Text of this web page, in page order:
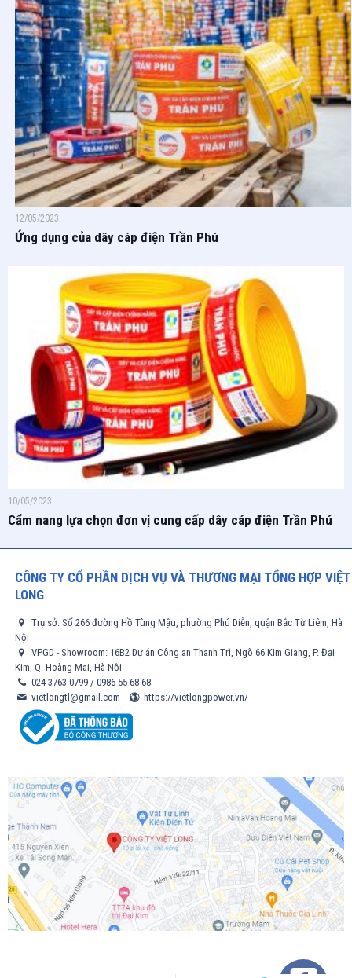
12/05/2023
Ứng dụng của dây cáp điện Trần Phú
10/05/2023
Cẩm nang lựa chọn đơn vị cung cấp dây cáp điện Trần Phú
CÔNG TY CỔ PHẦN DỊCH VỤ VÀ THƯƠNG MẠI TỔNG HỢP VIỆT
LONG
Trụ sở: Số 266 đường Hồ Tùng Mậu, phường Phú Diễn, quận Bắc Từ Liêm, Hà
Nội
VPGD - Showroom: 16B2 Dự án Công an Thanh Trì, Ngõ 66 Kim Giang, P. Đại
Kim, Q. Hoàng Mai, Hà Nội
024 3763 0799/ 0986 55 68 68
vietlongtl@gmail.com - https://vietlongpower.vn/